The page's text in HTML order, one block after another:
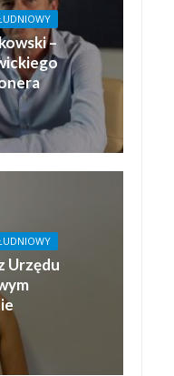
–
Urzędu